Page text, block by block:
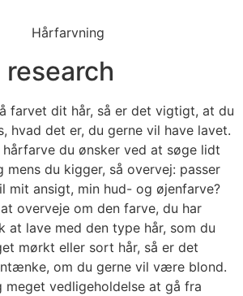
research
farvet dit hår, så er det vigtigt, at du
hvad det er, du gerne vil have lavet.
hårfarve du ønsker ved at søge lidt
mens du kigger, så overvej: passer
mit ansigt, min hud- og øjenfarve?
overveje om den farve, du har
at lave med den type hår, som du
mørkt eller sort hår, så er det
om du gerne vil være blond.
vedligeholdelse at gå fra